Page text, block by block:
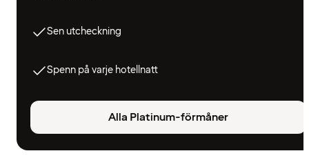
Sen utcheckning
Spenn på varje hotellnatt
Alla Platinum-förmåner